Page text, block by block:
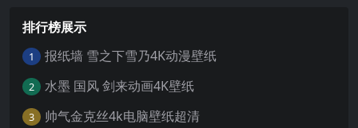
排行榜展示
1 报纸墙 雪之下雪乃4K动漫壁纸
2 水墨 国风 剑来动画4K壁纸
3 帅气金克丝4k电脑壁纸超清